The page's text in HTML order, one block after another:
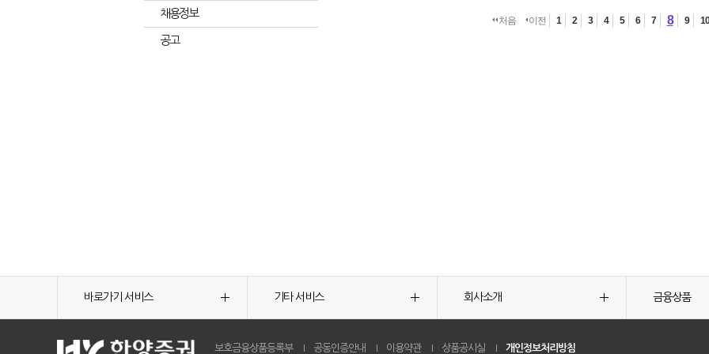
채용정보
공고
처음 이전 1 2 3 4 5 6 7 8 9 10
바로가기 서비스 기타 서비스 회사소개 금융상품
보호금융상품등록부 공동인증안내 이용약관 상품공시실 개인정보처리방침